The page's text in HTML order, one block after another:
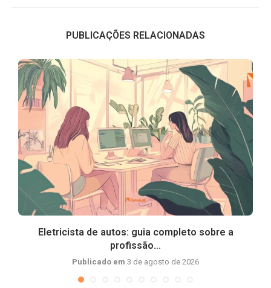
PUBLICAÇÕES RELACIONADAS
Eletricista de autos: guia completo sobre a
profissão...
Publicado em 3 de agosto de 2026